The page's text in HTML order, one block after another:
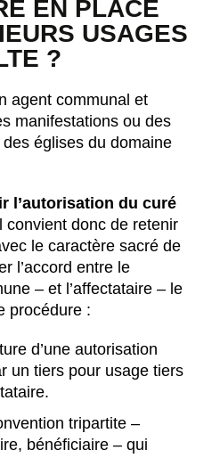
EN PLACE
USAGES
?
agent communal et
manifestations ou des
églises du domaine
l’autorisation du curé
convient donc de retenir
le caractère sacré de
l’accord entre le
– et l’affectataire – le
procédure :
d’une autorisation
un tiers pour usage tiers
tripartite –
bénéficiaire – qui